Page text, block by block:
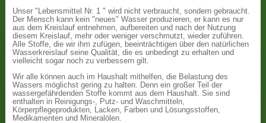
Unser "Lebensmittel Nr. 1 " wird nicht verbraucht, sondern gebraucht.
Der Mensch kann kein "neues" Wasser produzieren, er kann es nur
aus dem Kreislauf entnehmen, aufbereiten und nach der Nutzung
diesem Kreislauf, mehr oder weniger verschmutzt, wieder zuführen.
Alle Stoffe, die wir ihm zufügen, beeinträchtigen über den natürlichen
Wasserkreislauf seine Qualität, die es unbedingt zu erhalten und
vielleicht sogar noch zu verbessern gilt.
Wir alle können auch im Haushalt mithelfen, die Belastung des
Wassers möglichst gering zu halten. Denn ein großer Teil der
wassergefährdenden Stoffe kommt aus dem Haushalt. Sie sind
enthalten in Reinigungs-, Putz- und Waschmitteln,
Körperpflegeprodukten, Lacken, Farben und Lösungsstoffen,
Medikamenten und Mineralölen.